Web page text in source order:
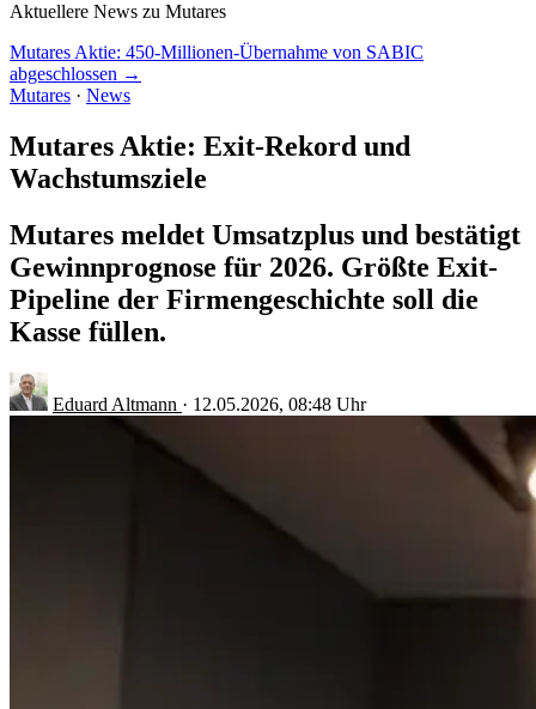
Aktuellere News zu Mutares
Mutares Aktie: 450-Millionen-Übernahme von SABIC
abgeschlossen →
Mutares · News
Mutares Aktie: Exit-Rekord und
Wachstumsziele
Mutares meldet Umsatzplus und bestätigt
Gewinnprognose für 2026. Größte Exit-
Pipeline der Firmengeschichte soll die
Kasse füllen.
Eduard Altmann · 12.05.2026, 08:48 Uhr